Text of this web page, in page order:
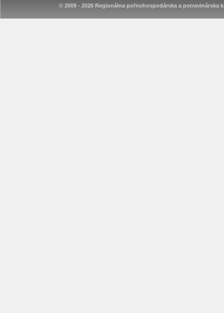
© 2009 - 2026 Regionálna poľnohospodárska a potravinárska